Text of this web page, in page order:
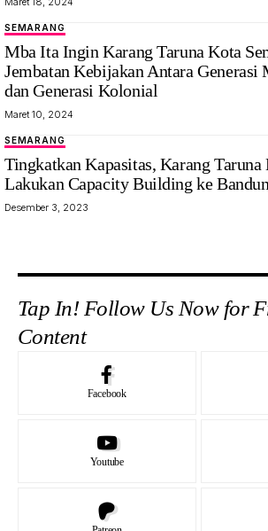
SEMARANG
Mba Ita Ingin Karang Taruna Kota
Jembatan Kebijakan Antara
dan Generasi Kolonial
Maret 10, 2024
SEMARANG
Tingkatkan Kapasitas, Karang Taruna
Lakukan Capacity Building ke
Desember 3, 2023
Tap In! Follow Us Now for
Content
Facebook
Youtube